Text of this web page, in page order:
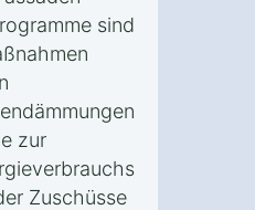
sind
zur
Zuschüsse